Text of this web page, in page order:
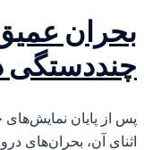
بحران
چنددستگی
پس از پایان نمایش‌های
اثنای آن، بحران‌های